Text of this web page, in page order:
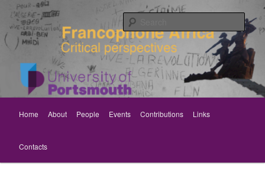
primary
content Rethinking Francophone Africa
Critical perspectives
Home About People Events Contributions Links
Contacts